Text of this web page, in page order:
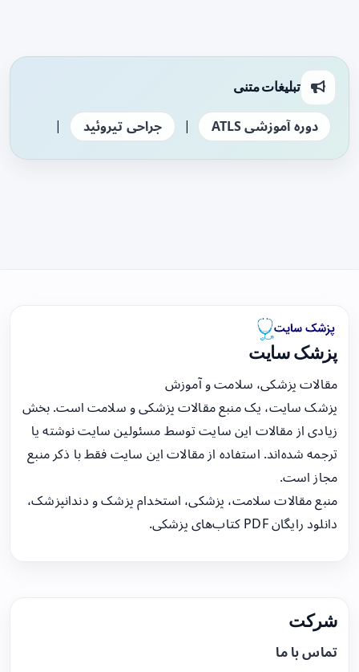
تبلیغات متنی
دوره آموزشی ATLS | جراحی تیروئید |
پزشک سایت
مقالات پزشکی، سلامت و آموزش
پزشک سایت، یک منبع مقالات پزشکی و سلامت است. بخش
زیادی از مقالات این سایت توسط مسئولین سایت نوشته یا
ترجمه شده‌اند. استفاده از مقالات این سایت فقط با ذکر منبع
مجاز است.
منبع مقالات سلامت، پزشکی، استخدام پزشک و دندانپزشک،
دانلود رایگان PDF کتاب‌های پزشکی.
شرکت
تماس با ما